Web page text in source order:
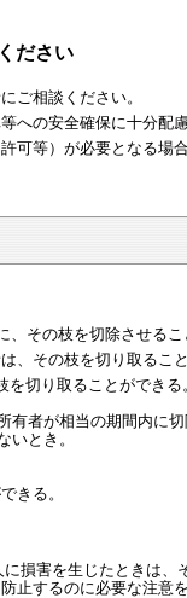
ださい
ご相談ください。
への安全確保に十分配
可等）が必要となる場
その枝を切除させるこ
その枝を切り取ること
切り取ることができる
者が相当の期間内に切
いとき。
きる。
損害を生じたときは、
止するのに必要な注意